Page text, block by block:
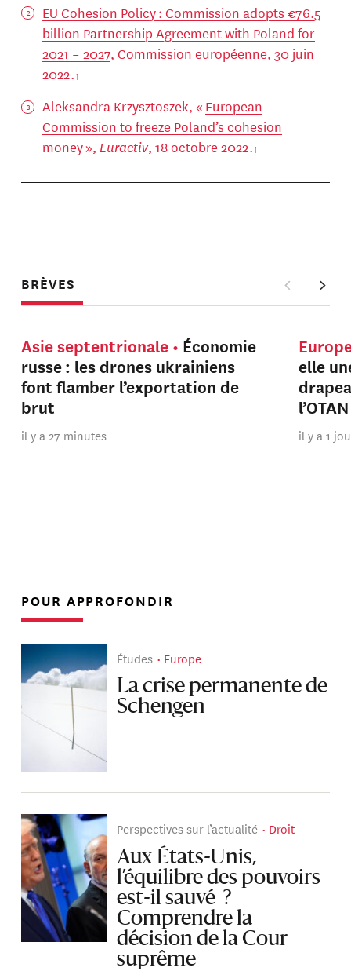
EU Cohesion Policy : Commission adopts €76.5
billion Partnership Agreement with Poland for
2021 – 2027, Commission européenne, 30 juin
2022.
Aleksandra Krzysztoszek, « European
Commission to freeze Poland’s cohesion
money», Euractiv, 18 octobre 2022.
BRÈVES
Asie septentrionale
Économie
russe : les drones ukrainiens
font flamber l’exportation de
brut
il y a 27 minutes
elle
il y a 1
POUR APPROFONDIR
Études Europe
La crise permanente de
Schengen
Perspectives sur l’actualité Droit
Aux États-Unis,
l’équilibre des pouvoirs
est-il sauvé ?
Comprendre la
décision de la Cour
suprême